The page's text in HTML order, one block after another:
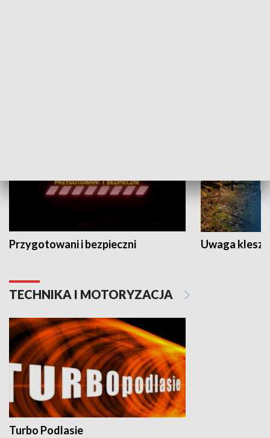
Przygotowani i bezpieczni Uwaga
TECHNIKA I MOTORYZACJA
Turbo Podlasie